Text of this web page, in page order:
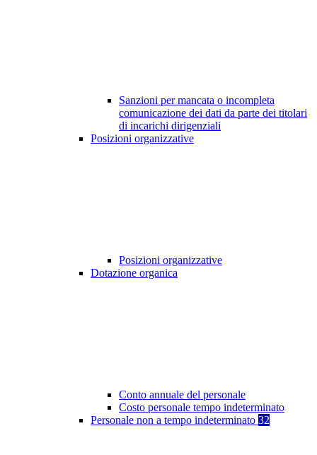
Sanzioni per mancata o incompleta
comunicazione dei dati da parte dei titolari
di incarichi dirigenziali
Posizioni organizzative
Posizioni organizzative
Dotazione organica
Conto annuale del personale
Costo personale tempo indeterminato
Personale non a tempo indeterminato 32